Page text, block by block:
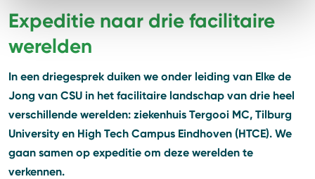
Expeditie naar drie facilitaire
werelden
In een driegesprek duiken we onder leiding van Elke de
Jong van CSU in het facilitaire landschap van drie heel
verschillende werelden: ziekenhuis Tergooi MC, Tilburg
University en High Tech Campus Eindhoven (HTCE). We
gaan samen op expeditie om deze werelden te
verkennen.